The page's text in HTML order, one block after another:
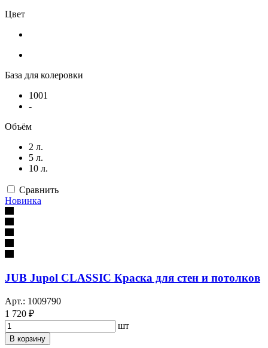
Цвет
База для колеровки
1001
-
Объём
2 л.
5 л.
10 л.
Сравнить
Новинка
JUB Jupol CLASSIC Краска для стен и потолков
Арт.: 1009790
1 720 ₽
шт
В корзину